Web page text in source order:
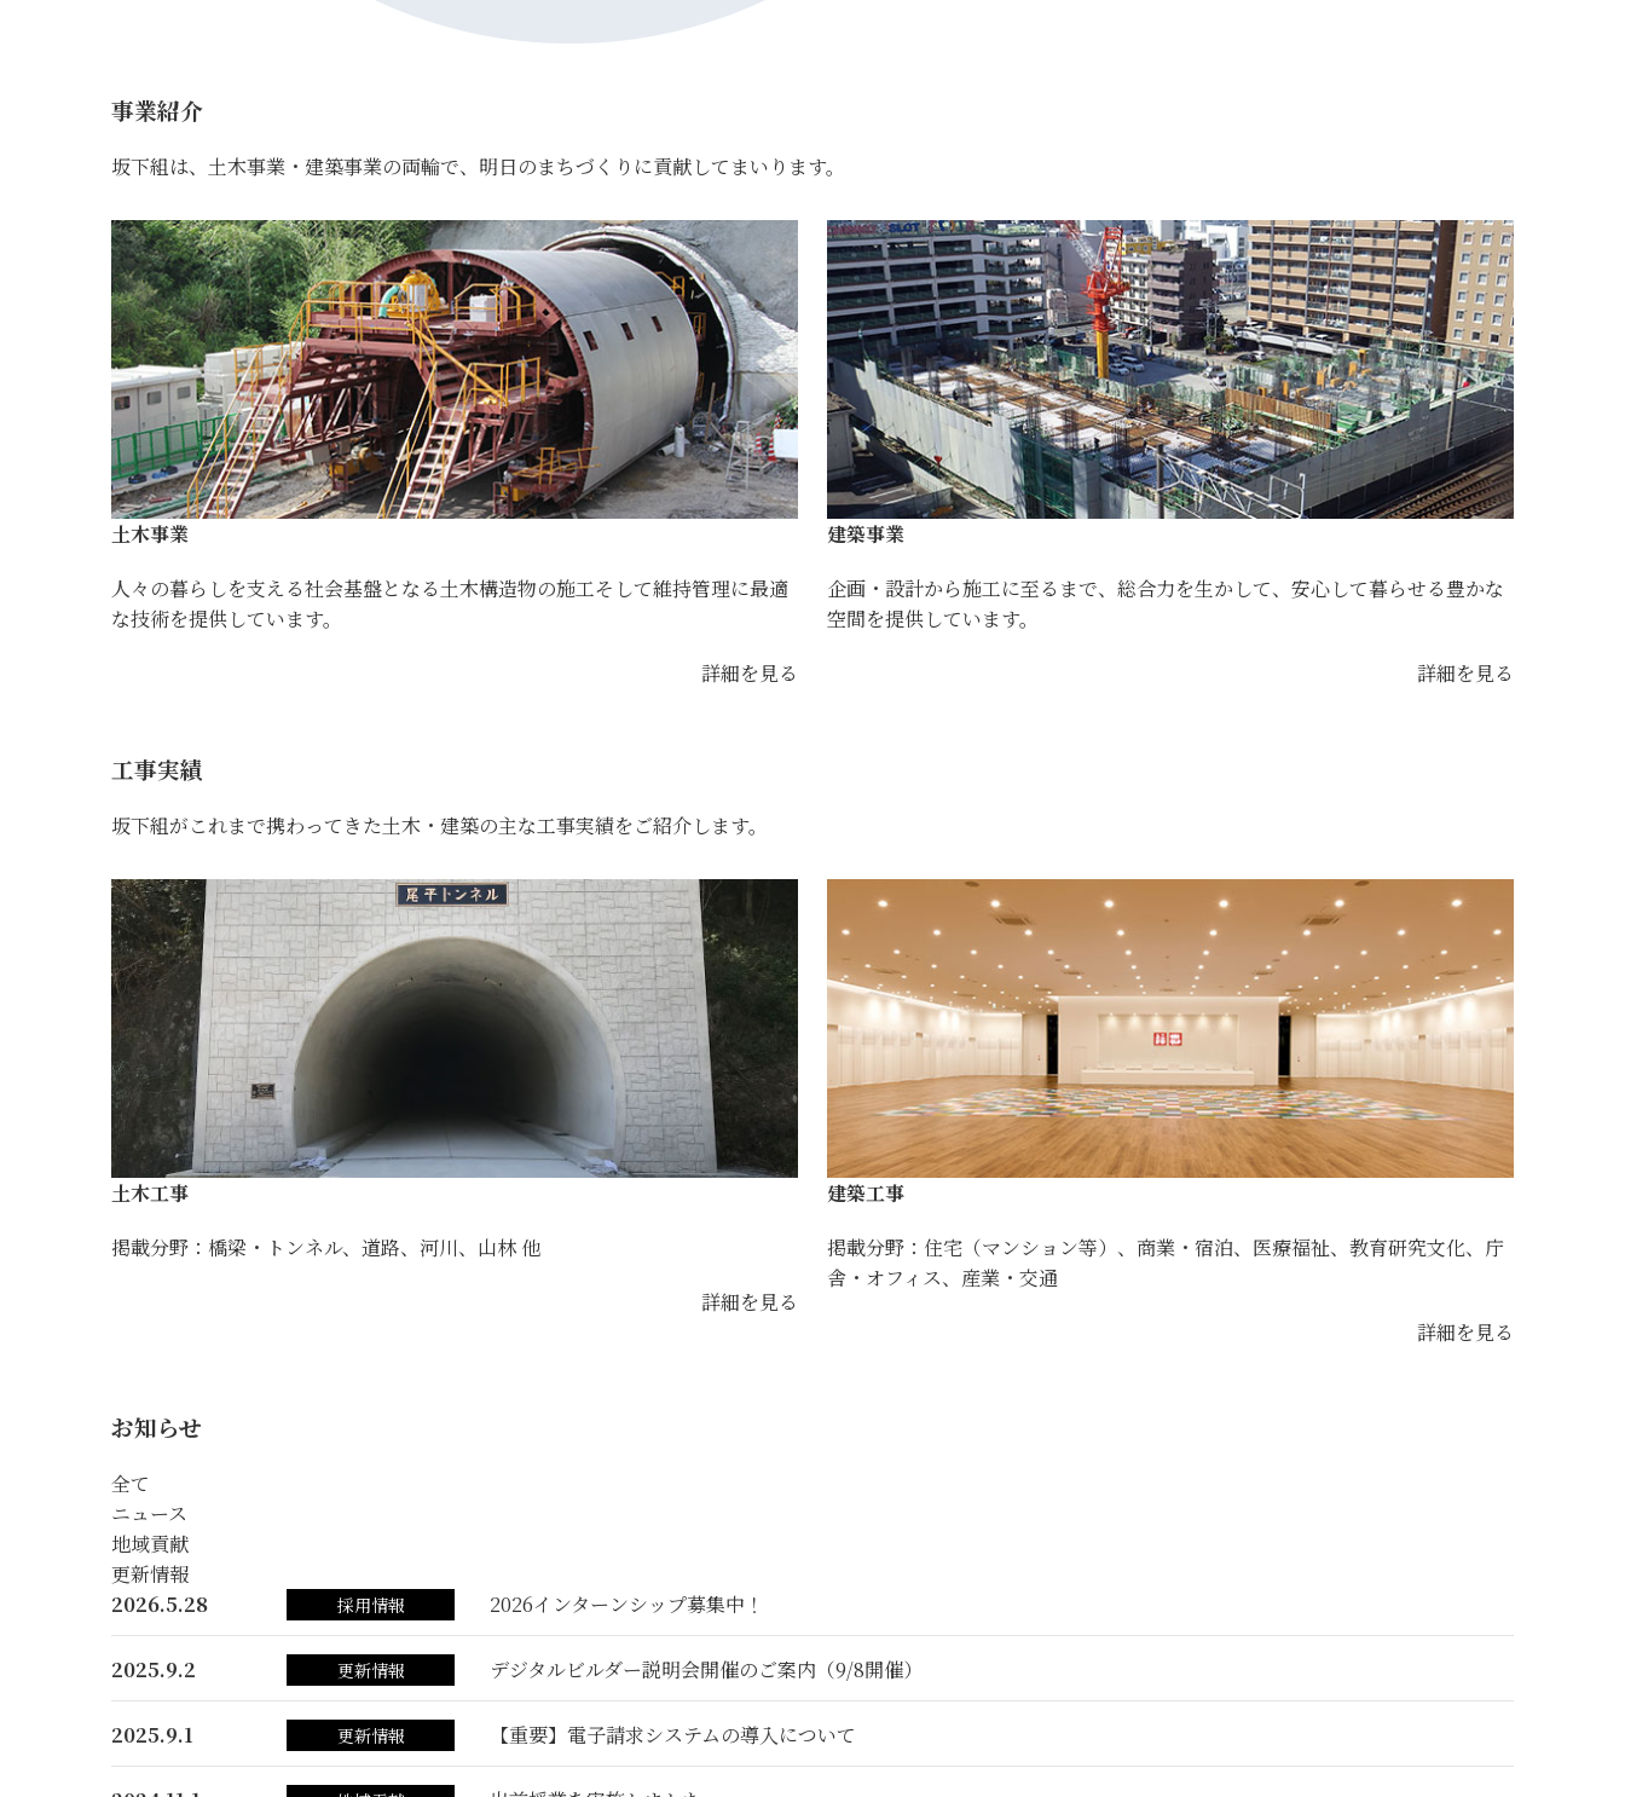
事業紹介
坂下組は、土木事業・建築事業の両輪で、明日のまちづくりに貢献してまいります。
土木事業
人々の暮らしを支える社会基盤となる土木構造物の施工そして維持管理に最適
な技術を提供しています。
詳細を見る
建築事業
企画・設計から施工に至るまで、総合力を生かして、安心して暮らせる豊かな
空間を提供しています。
詳細を見る
工事実績
坂下組がこれまで携わってきた土木・建築の主な工事実績をご紹介します。
土木工事
掲載分野：橋梁・トンネル、道路、河川、山林 他
詳細を見る
建築工事
掲載分野：住宅（マンション等）、商業・宿泊、医療福祉、教育研究文化、庁
舎・オフィス、産業・交通
詳細を見る
お知らせ
全て
ニュース
地域貢献
更新情報
2026.5.28
採用情報 2026インターンシップ募集中！
2025.9.2 更新情報 デジタルビルダー説明会開催のご案内（9/8開催）
2025.9.1 更新情報 【重要】電子請求システムの導入について